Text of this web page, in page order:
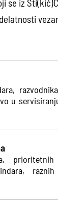
se iz
u
prioritetnih